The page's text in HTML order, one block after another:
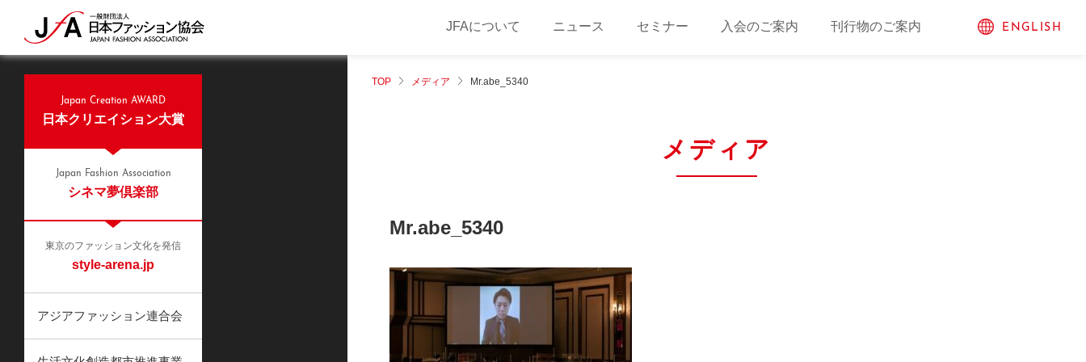
JFAについて ニュース セミナー 入会のご案内 刊行物のご案内 ENGLISH
Japan Creation AWARD
日本クリエイション大賞
Japan Fashion Association
シネマ夢倶楽部
東京のファッション文化を発信
style-arena.jp
アジアファッション連合会
TOP メディア Mr.abe_5340
メディア
Mr.abe_5340